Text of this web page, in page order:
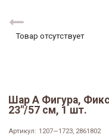
Товар отсутствует
Шар А Фигура,
23"/57 см, 1 шт.
Артикул: 1207—1723, 2861802